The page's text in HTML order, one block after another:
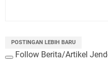
POSTINGAN LEBIH BARU
Follow Berita/Artikel